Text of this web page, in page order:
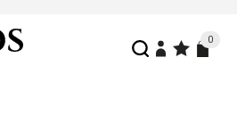
0